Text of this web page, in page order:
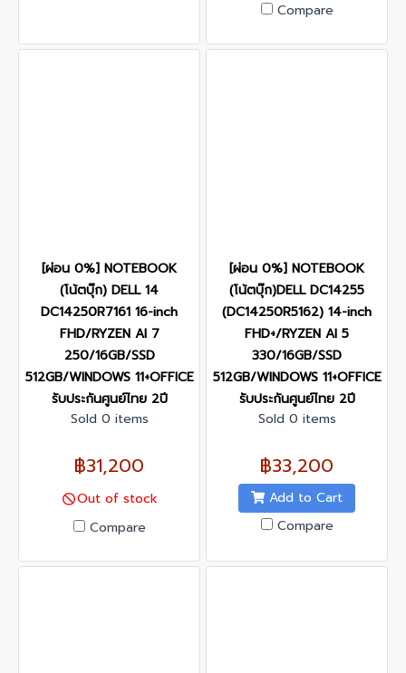
Compare
[ผ่อน 0%] NOTEBOOK
(โน้ตบุ๊ก) DELL 14
DC14250R7161 16-inch
FHD/RYZEN AI 7
250/16GB/SSD
512GB/WINDOWS 11+OFFICE
รับประกันศูนย์ไทย 2ปี
Sold 0 items
฿31,200
Out of stock
Compare
[ผ่อน 0%] NOTEBOOK
(โน้ตบุ๊ก)DELL DC14255
(DC14250R5162) 14-inch
FHD+/RYZEN AI 5
330/16GB/SSD
512GB/WINDOWS 11+OFFICE
รับประกันศูนย์ไทย 2ปี
Sold 0 items
฿33,200
Add to Cart
Compare